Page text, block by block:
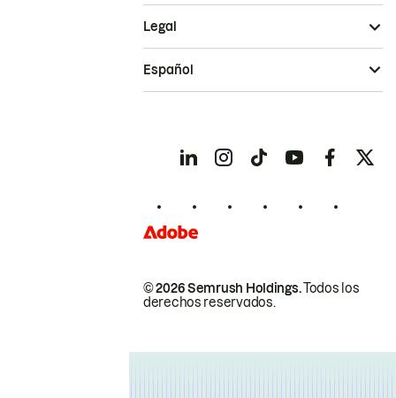
© 2026 Semrush Holdings.Todos los
derechos reservados.
Legal
Español